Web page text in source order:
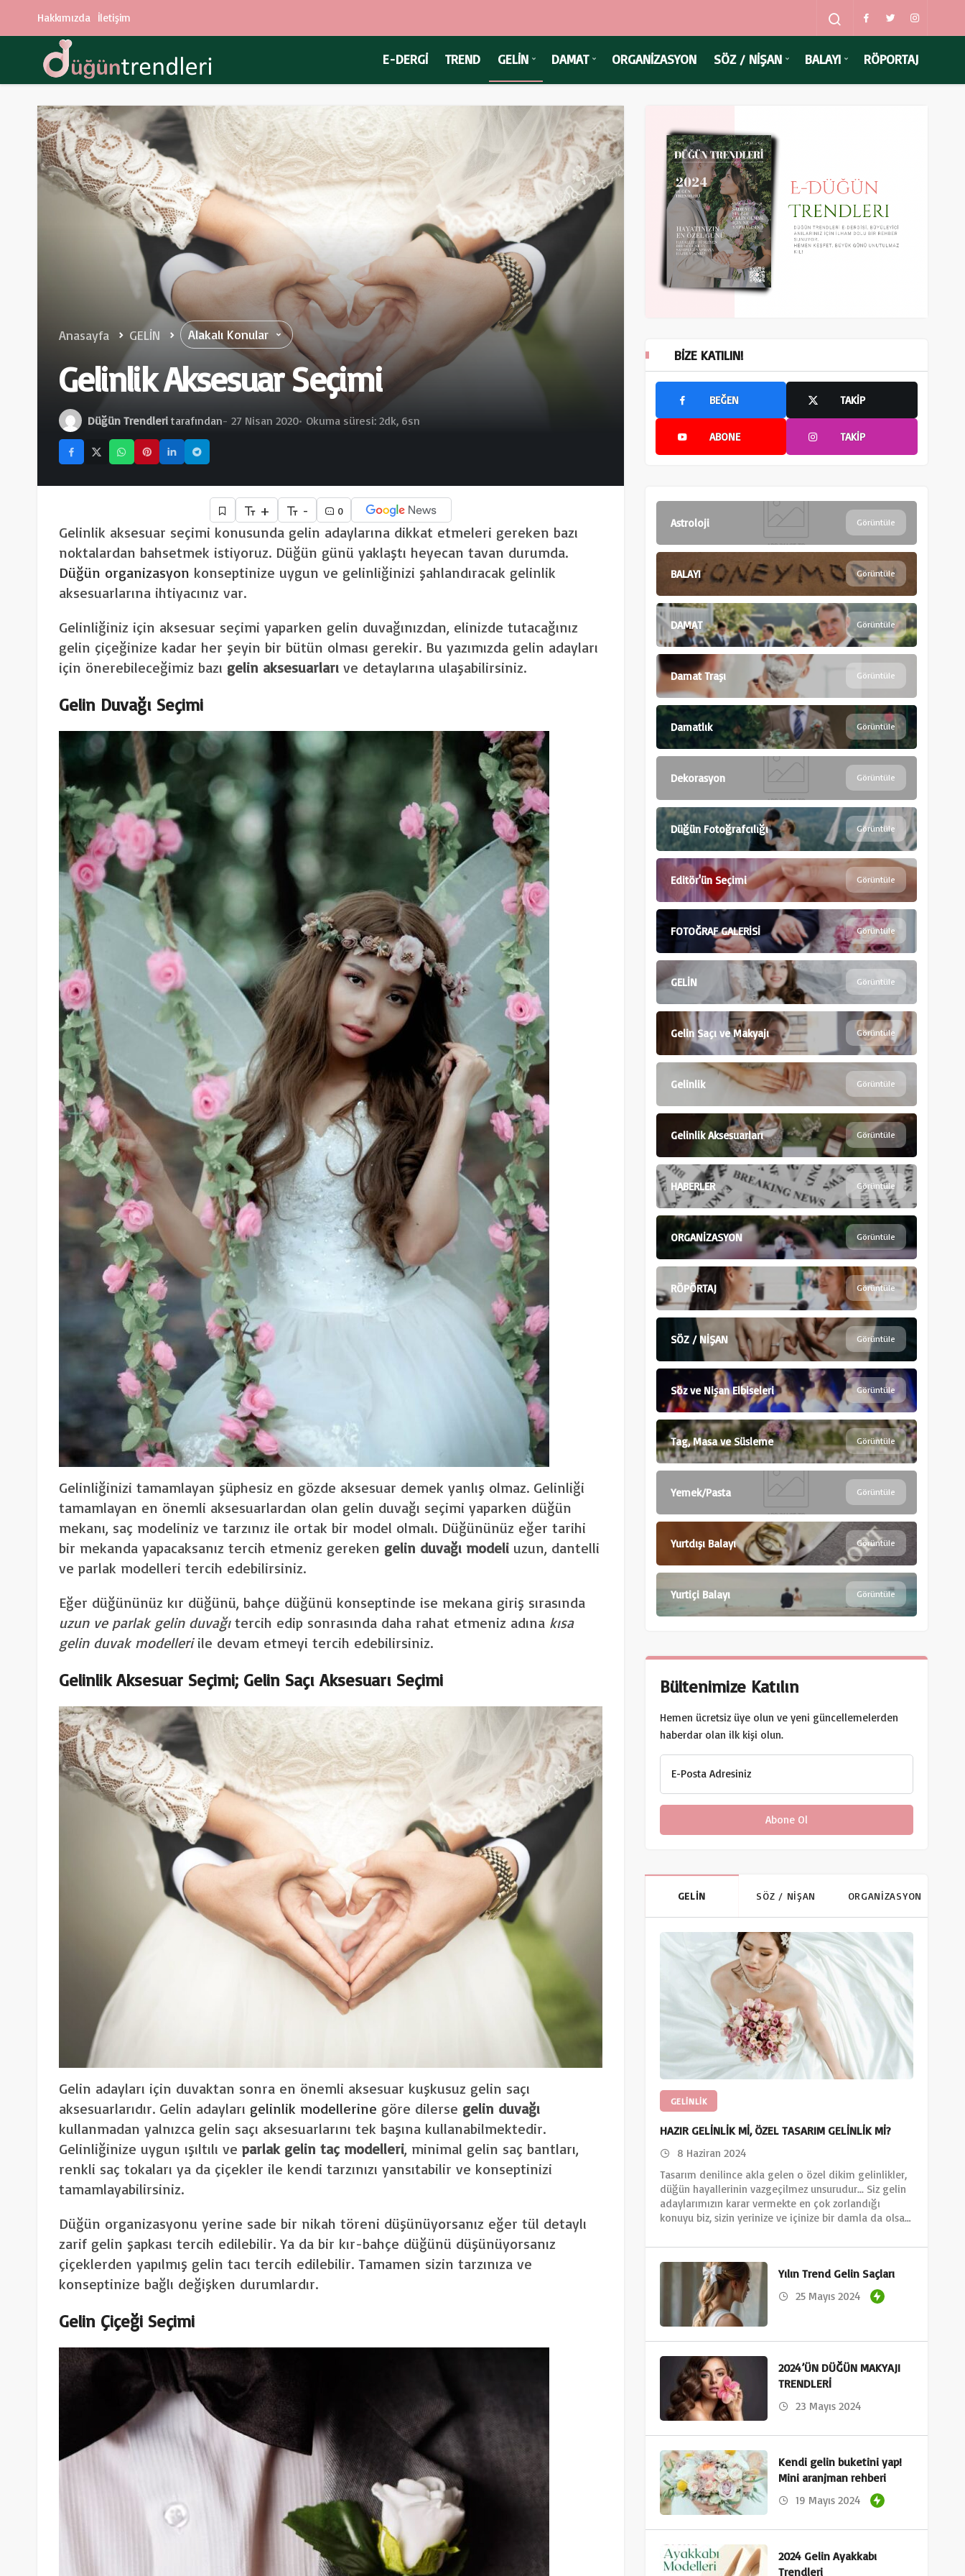
Hakkımızda İletişim
E-DERGİ TREND GELİN DAMAT ORGANİZASYON SÖZ / NİŞAN BALAYI RÖPORTAJ
Anasayfa GELİN Alakalı Konular
Gelinlik Aksesuar Seçimi
Düğün Trendleri tarafından 27 Nisan 2020 Okuma süresi: 2dk, 6sn
+ - 0
Gelinlik aksesuar seçimi konusunda gelin adaylarına dikkat etmeleri gereken bazı
noktalardan bahsetmek istiyoruz. Düğün günü yaklaştı heyecan tavan durumda.
Düğün organizasyon konseptinize uygun ve gelinliğinizi şahlandıracak gelinlik
aksesuarlarına ihtiyacınız var.
Gelinliğiniz için aksesuar seçimi yaparken gelin duvağınızdan, elinizde tutacağınız
gelin çiçeğinize kadar her şeyin bir bütün olması gerekir. Bu yazımızda gelin adayları
için önerebileceğimiz bazı gelin aksesuarları ve detaylarına ulaşabilirsiniz.
Gelin Duvağı Seçimi
Gelinliğinizi tamamlayan şüphesiz en gözde aksesuar demek yanlış olmaz. Gelinliği
tamamlayan en önemli aksesuarlardan olan gelin duvağı seçimi yaparken düğün
mekanı, saç modeliniz ve tarzınız ile ortak bir model olmalı. Düğününüz eğer tarihi
bir mekanda yapacaksanız tercih etmeniz gereken gelin duvağı modeli uzun, dantelli
ve parlak modelleri tercih edebilirsiniz.
Eğer düğününüz kır düğünü, bahçe düğünü konseptinde ise mekana giriş sırasında
uzun ve parlak gelin duvağıtercih edip sonrasında daha rahat etmeniz adına kısa
gelin duvak modelleriile devam etmeyi tercih edebilirsiniz.
Gelinlik Aksesuar Seçimi; Gelin Saçı Aksesuarı Seçimi
Gelin adayları için duvaktan sonra en önemli aksesuar kuşkusuz gelin saçı
aksesuarlarıdır. Gelin adayları gelinlik modellerine göre dilerse gelin duvağı
kullanmadan yalnızca gelin saçı aksesuarlarını tek başına kullanabilmektedir.
Gelinliğinize uygun ışıltılı ve parlak gelin taç modelleri, minimal gelin saç bantları,
renkli saç tokaları ya da çiçekler ile kendi tarzınızı yansıtabilir ve konseptinizi
tamamlayabilirsiniz.
Düğün organizasyonu yerine sade bir nikah töreni düşünüyorsanız eğer tül detaylı
zarif gelin şapkası tercih edilebilir. Ya da bir kır-bahçe düğünü düşünüyorsanız
çiçeklerden yapılmış gelin tacı tercih edilebilir. Tamamen sizin tarzınıza ve
konseptinize bağlı değişken durumlardır.
Gelin Çiçeği Seçimi
BIZE KATILIN!
BEĞEN TAKIP
ABONE TAKIP
Astroloji Görüntüle
BALAYI Görüntüle
DAMAT Görüntüle
Damat Traşı Görüntüle
Damatlık Görüntüle
Dekorasyon Görüntüle
Düğün Fotoğrafcılığı Görüntüle
Editör'ün Seçimi Görüntüle
FOTOĞRAF GALERİSİ Görüntüle
GELİN Görüntüle
Gelin Saçı ve Makyajı Görüntüle
Gelinlik Görüntüle
Gelinlik Aksesuarları Görüntüle
HABERLER Görüntüle
ORGANİZASYON Görüntüle
RÖPÖRTAJ Görüntüle
SÖZ / NİŞAN Görüntüle
Söz ve Nişan Elbiseleri Görüntüle
Tag, Masa ve Süsleme Görüntüle
Yemek/Pasta Görüntüle
Yurtdışı Balayı Görüntüle
Yurtiçi Balayı Görüntüle
Bültenimize Katılın
Hemen ücretsiz üye olun ve yeni güncellemelerden
haberdar olan ilk kişi olun.
E-Posta Adresiniz
GELİN SÖZ / NİŞAN ORGANİZASYON
GELINLIK
HAZIR GELİNLİK Mİ, ÖZEL TASARIM GELİNLİK Mİ?
8 Haziran 2024
Tasarım denilince akla gelen o özel dikim gelinlikler,
düğün hayallerinin vazgeçilmez unsurudur... Siz gelin
adaylarımızın karar vermekte en çok zorlandığı
konuyu biz, sizin yerinize ve içinize bir damla da olsa…
Yılın Trend Gelin Saçları
25 Mayıs 2024
2024’ÜN DÜĞÜN MAKYAJI
TRENDLERİ
23 Mayıs 2024
Kendi gelin buketini yap!
Mini aranjman rehberi
19 Mayıs 2024
2024 Gelin Ayakkabı
Trendleri